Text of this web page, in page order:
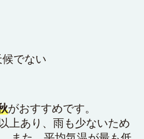
でない
がおすすめです。
上あり、雨も少ないため